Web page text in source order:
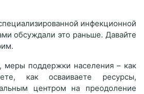
инфекционной
обсуждали это раньше. Давайте
меры поддержки населения – как
как осваиваете ресурсы,
центром на преодоление